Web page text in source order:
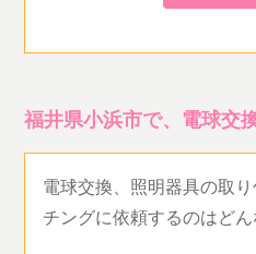
福井県小浜市で、電球交
電球交換、照明器具の取
チングに依頼するのはどん